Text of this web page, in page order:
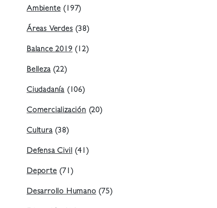
Ambiente(197)
Áreas Verdes(38)
Balance 2019(12)
Belleza(22)
Ciudadanía (106)
Comercialización(20)
Cultura(38)
Defensa Civil(41)
Deporte(71)
Desarrollo Humano(75)